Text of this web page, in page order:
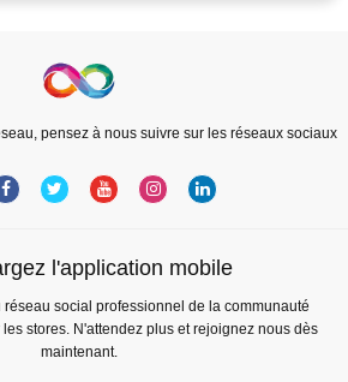
pensez à nous suivre sur les réseaux sociaux
l'application mobile
social professionnel de la communauté
stores. N'attendez plus et rejoignez nous dès
maintenant.